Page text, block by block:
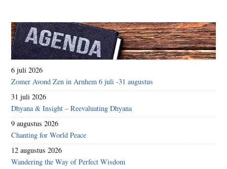
6 juli 2026
Zomer Avond Zen in Arnhem 6 juli -31 augustus
31 juli 2026
Dhyana & Insight – Reevaluating Dhyana
9 augustus 2026
Chanting for World Peace
12 augustus 2026
Wandering the Way of Perfect Wisdom